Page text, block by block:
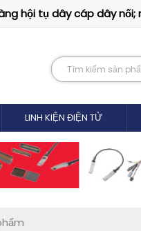
hội tụ dây cáp dây nối;
LINH KIỆN ĐIỆN TỬ